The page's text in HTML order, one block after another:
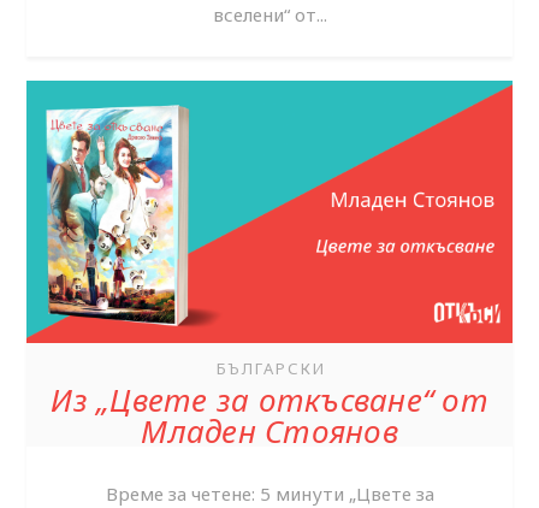
вселени“ от...
БЪЛГАРСКИ
Из „Цвете за откъсване“ от
Младен Стоянов
Време за четене: 5 минути „Цвете за